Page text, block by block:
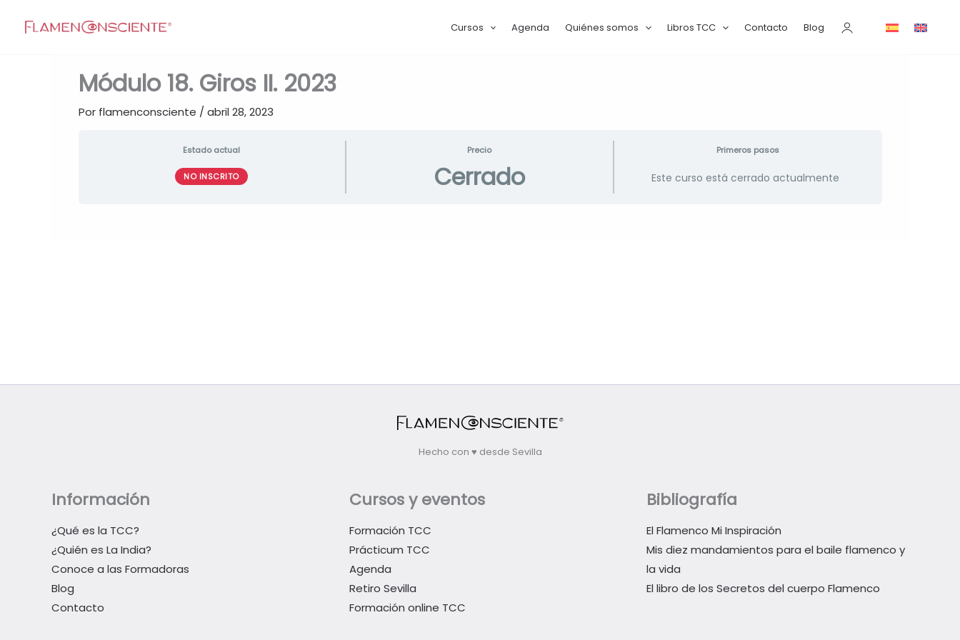
Cursos Agenda Quiénes somos Libros TCC Contacto Blog
Módulo 18. Giros II. 2023
Por flamenconsciente /abril 28, 2023
Estado actual
NO INSCRITO
Precio
Cerrado
Primeros pasos
Este curso está cerrado actualmente
Hecho con ♥ desde Sevilla
Información
¿Qué es la TCC?
¿Quién es La India?
Conoce a las Formadoras
Blog
Contacto
Cursos y eventos
Formación TCC
Prácticum TCC
Agenda
Retiro Sevilla
Formación online TCC
Bibliografía
El Flamenco Mi Inspiración
Mis diez mandamientos para el baile flamenco y
la vida
El libro de los Secretos del cuerpo Flamenco